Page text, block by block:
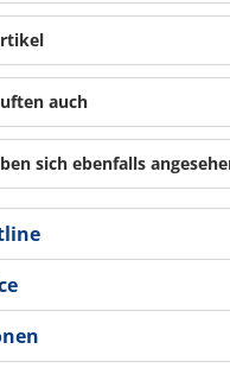
auch
sich ebenfalls